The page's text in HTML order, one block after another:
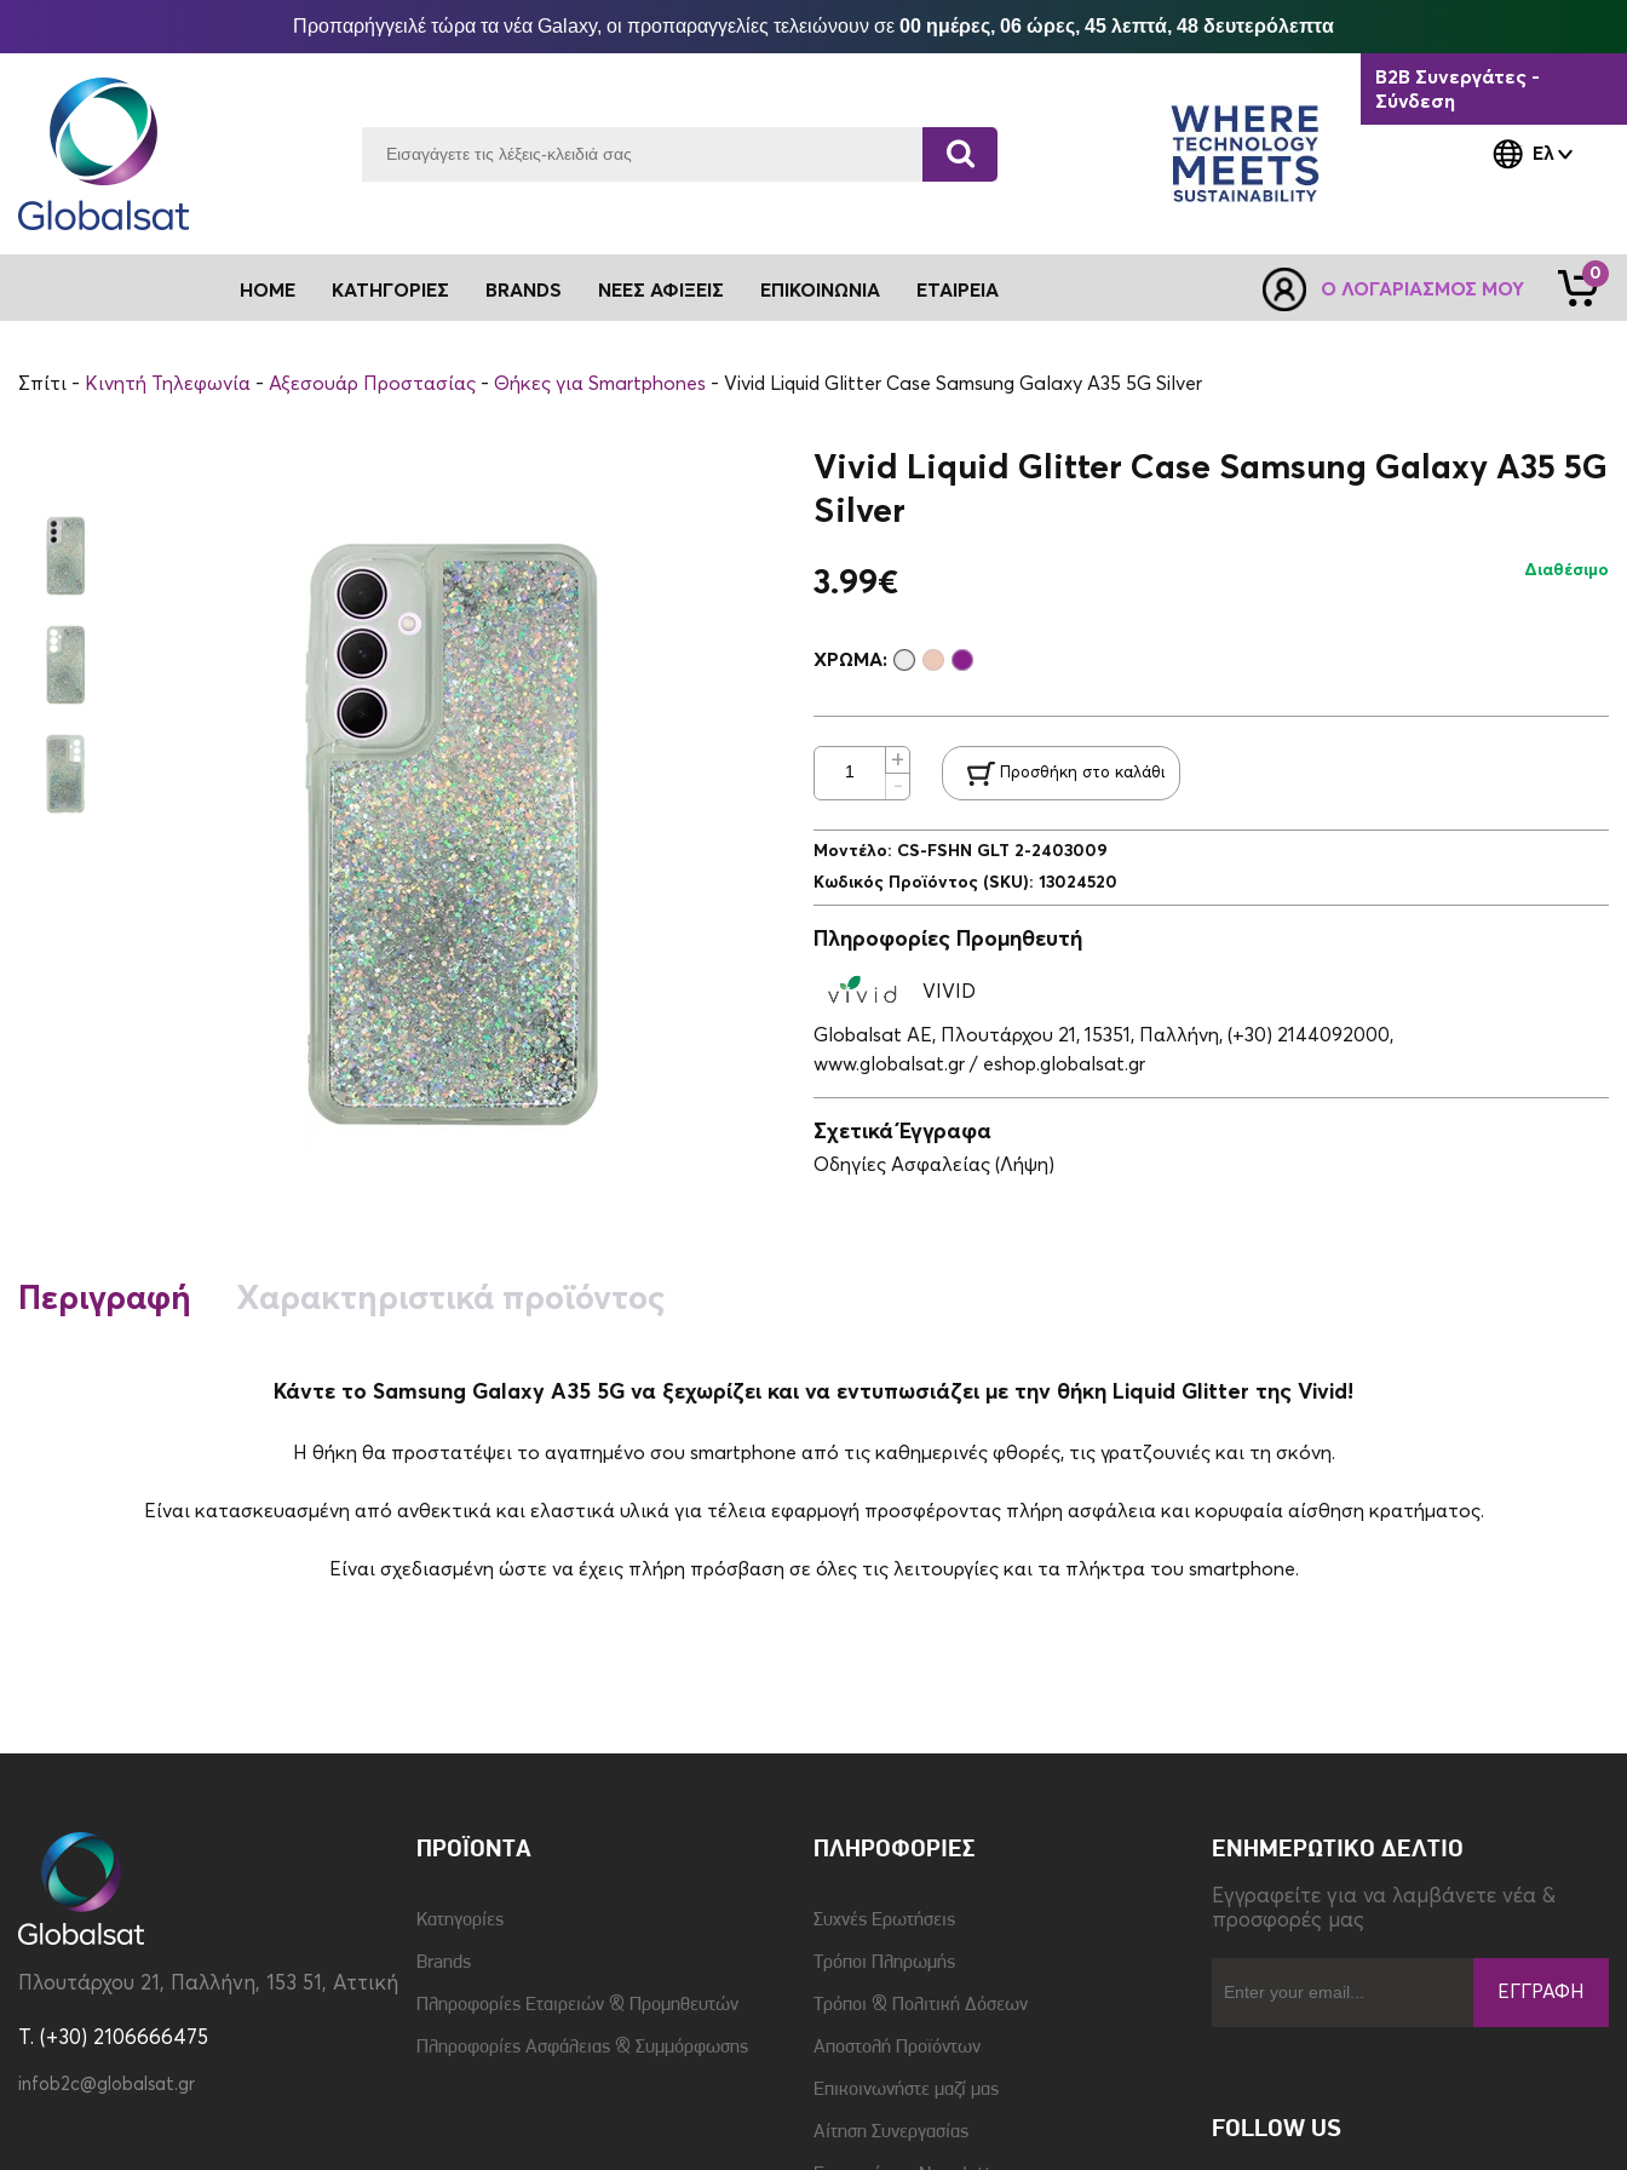
Προπαρήγγειλέ τώρα τα νέα Galaxy, οι προπαραγγελίες τελειώνουν σε 00 ημέρες, 06 ώρες, 45 λεπτά, 48 δευτερόλεπτα
Ελ
B2B Συνεργάτες -
Σύνδεση
HOME ΚΑΤΗΓΟΡΊΕΣ BRANDS ΝΈΕΣ ΑΦΊΞΕΙΣ ΕΠΙΚΟΙΝΩΝΊΑ ΕΤΑΙΡΕΊΑ Ο ΛΟΓΑΡΙΑΣΜΌΣ ΜΟΥ
0
Σπίτι Κινητή Τηλεφωνία Αξεσουάρ Προστασίας Θήκες για Smartphones Vivid Liquid Glitter Case Samsung Galaxy A35 5G Silver
Vivid Liquid Glitter Case Samsung Galaxy A35 5G
Silver
3.99€ Διαθέσιμο
ΧΡΏΜΑ:
Προσθήκη στο καλάθι
Μοντέλο: CS-FSHN GLT 2-2403009
Κωδικός Προϊόντος (SKU): 13024520
Πληροφορίες Προμηθευτή
VIVID
Globalsat ΑΕ, Πλουτάρχου 21, 15351, Παλλήνη, (+30) 2144092000,
www.globalsat.gr / eshop.globalsat.gr
Σχετικά Έγγραφα
Οδηγίες Ασφαλείας (Λήψη)
Περιγραφή Χαρακτηριστικά προϊόντος
Κάντε το Samsung Galaxy A35 5G να ξεχωρίζει και να εντυπωσιάζει με την θήκη Liquid Glitter της Vivid!
Η θήκη θα προστατέψει το αγαπημένο σου smartphone από τις καθημερινές φθορές, τις γρατζουνιές και τη σκόνη.
Είναι κατασκευασμένη από ανθεκτικά και ελαστικά υλικά για τέλεια εφαρμογή προσφέροντας πλήρη ασφάλεια και κορυφαία αίσθηση κρατήματος.
Είναι σχεδιασμένη ώστε να έχεις πλήρη πρόσβαση σε όλες τις λειτουργίες και τα πλήκτρα του smartphone.
Υλικό Σιλικόνη Χρώμα Διάφανο-Ασημί
Πλουτάρχου 21, Παλλήνη, 153 51, Αττική
T. (+30) 2106666475
infob2c@globalsat.gr
ΠΡΟΪΌΝΤΑ
Κατηγορίες
Brands
Πληροφορίες Εταιρειών & Προμηθευτών
Πληροφορίες Ασφάλειας & Συμμόρφωσης
ΠΛΗΡΟΦΟΡΊΕΣ
Συχνές Ερωτήσεις
Τρόποι Πληρωμής
Τρόποι & Πολιτική Δόσεων
Αποστολή Προϊόντων
Επικοινωνήστε μαζί μας
Αίτηση Συνεργασίας
ΕΝΗΜΕΡΩΤΙΚΌ ΔΕΛΤΊΟ
Eγγραφείτε για να λαμβάνετε νέα &
προσφορές μας
ΕΓΓΡΑΦΉ
FOLLOW US